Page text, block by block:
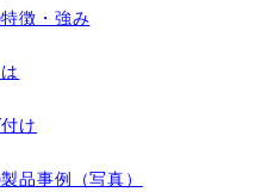
徴・強み
け
品事例（写真）